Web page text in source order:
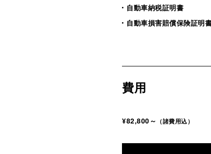
自動車納税証明書
自動車損害賠償保険証明
費用
¥82,800～ （諸費用込）